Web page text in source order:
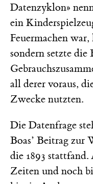
Datenzyklon»
ein
Feuermachen
sondern setzte die
all derer voraus,
Zwecke nutzten.
Die Datenfrage
Boas’ Beitrag zur
die 1893
Zeiten und noch